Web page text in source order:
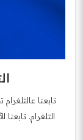
تابعنا
التلغرام.